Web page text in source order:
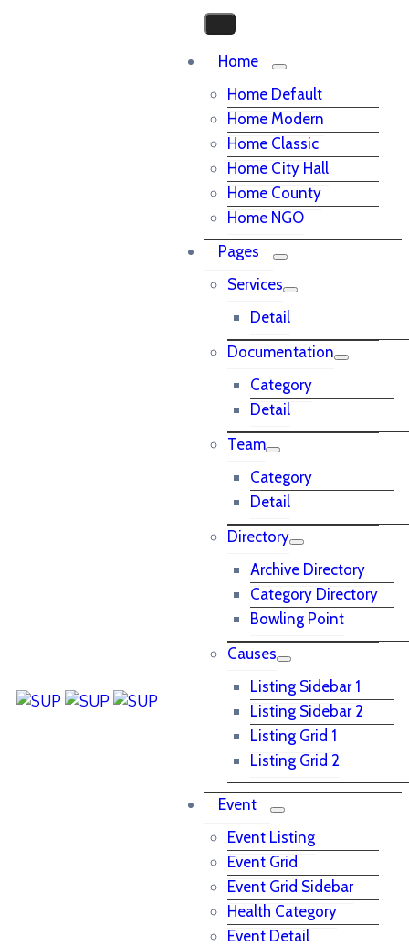
Home
Home Default
Home Modern
Home Classic
Home City Hall
Home County
Home NGO
Pages
Services
Detail
Documentation
Category
Detail
Team
Category
Detail
Directory
Archive Directory
Category Directory
Bowling Point
Causes
Listing Sidebar 1
Listing Sidebar 2
Listing Grid 1
Listing Grid 2
Event
Event Listing
Event Grid
Event Grid Sidebar
Health Category
Event Detail